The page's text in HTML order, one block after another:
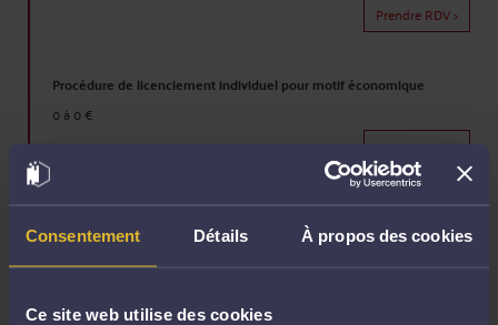
Consentement Détails À propos des cookies
Ce site web utilise des cookies
Prendre RDV >
Procédure de licenciement individuel pour motif économique
0 à 0 €
par le salarié
0 à 0 €